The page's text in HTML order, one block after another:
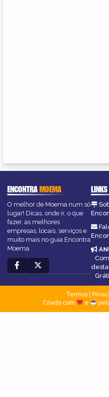
ENCONTRAMOEMA
O melhor de Moema num só
lugar! Dicas, onde ir, o que
fazer, as melhores
empresas, locais, serviços e
muito mais no guia Encontra
Moema.
Com
Termos|
Criado com
e